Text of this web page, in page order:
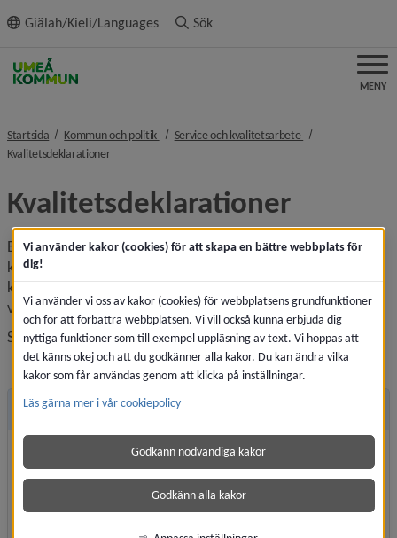
innehållet
Giälah/Kieli/Languages Sök
MENY
Startsida Kommun och politik nivå i brödsmulenavigeringen
Service och kvalitetsarbete nivå i
Kvalitetsdeklarationernivå i brödsmulenavigeringen
Kvalitetsdeklarationer
En del i kommunens kvalitetsarbete är verksamheternas
kvalitetsdeklarationer. I en kvalitetsdeklaration för en
kommunal verksamhet ska du som medborgare kunna se
vilken servicenivå du kan förvänta dig av verksamheten.
Se verksamheternas kvalitetsdeklarationer i menyn.
Andra sidor
Bostadsanpassning
Budgetrådgivning, Energi- och klimatrådgivning,
Konsumentrådgivning
Vi använder kakor (cookies) för att skapa en bättre webbplats för
dig!
Vi använder vi oss av kakor (cookies) för webbplatsens grundfunktioner
och för att förbättra webbplatsen. Vi vill också kunna erbjuda dig
nyttiga funktioner som till exempel uppläsning av text. Vi hoppas att
det känns okej och att du godkänner alla kakor. Du kan ändra vilka
kakor som får användas genom att klicka på inställningar.
Läs gärna mer i vår cookiepolicy
Godkänn nödvändiga kakor
Godkänn alla kakor